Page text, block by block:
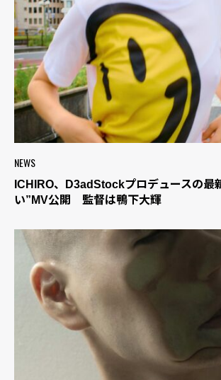
NEWS
ICHIRO、D3adStockプロデュースの最
い”MV公開 監督は鴨下大輝